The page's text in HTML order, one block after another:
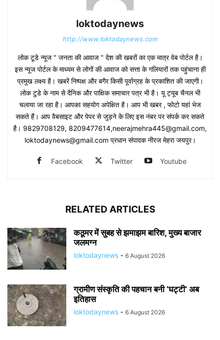
loktodaynews
http://www.loktodaynews.com
लोक टूडे न्यूज " जनता की आवाज " देश की खबरों का एक मात्र वेब पोर्टल है।
इस न्यूज पोर्टल के माध्यम से लोगों की आवाज को सत्ता के गलियारों तक पहुंचाना ही
प्रमुख लक्ष्य है। खबरें निष्पक्ष और बगैर किसी पूर्वाग्रह के प्रकाशित की जाएगी।
लोक टुडे के नाम से दैनिक और पाक्षिक समाचार पत्र भी है। यू ट्यूब चैनल भी
चलाया जा रहा है। आपका सहयोग अपेक्षित है। आप भी खबर , फोटो यहां भेज
सकते हैं। आप वैबसाइट और पेपर से जुड़ने के लिए इस नंबर पर संपर्क कर सकते
है। 9829708129, 8209477614,neerajmehra445@gmail.com,
loktodaynews@gmail.com प्रधान संपादक नीरज मेहरा जयपुर।
Facebook Twitter Youtube
RELATED ARTICLES
कठूमर में सुबह से झमाझम बारिश, मुख्य बाजार
जलमग्न
loktodaynews - 6 August 2026
ग्रामीण संस्कृति की पहचान बनी ‘घट्टी’ अब
इतिहास
loktodaynews - 6 August 2026